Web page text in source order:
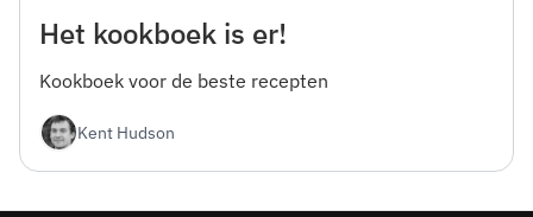
Het kookboek is er!
Kookboek voor de beste recepten
Kent Hudson